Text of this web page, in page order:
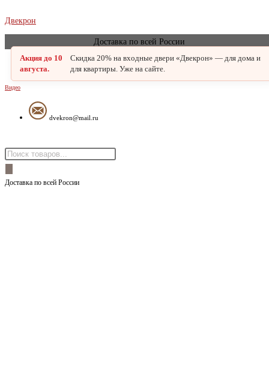
Перейти
к
содержимому
Двекрон
Доставка по всей России
Акция до 10
августа.
Скидка 20% на входные двери «Двекрон» — для дома и
для квартиры. Уже на сайте.
Видео
dvekron@mail.ru
Поиск
Доставка по всей России